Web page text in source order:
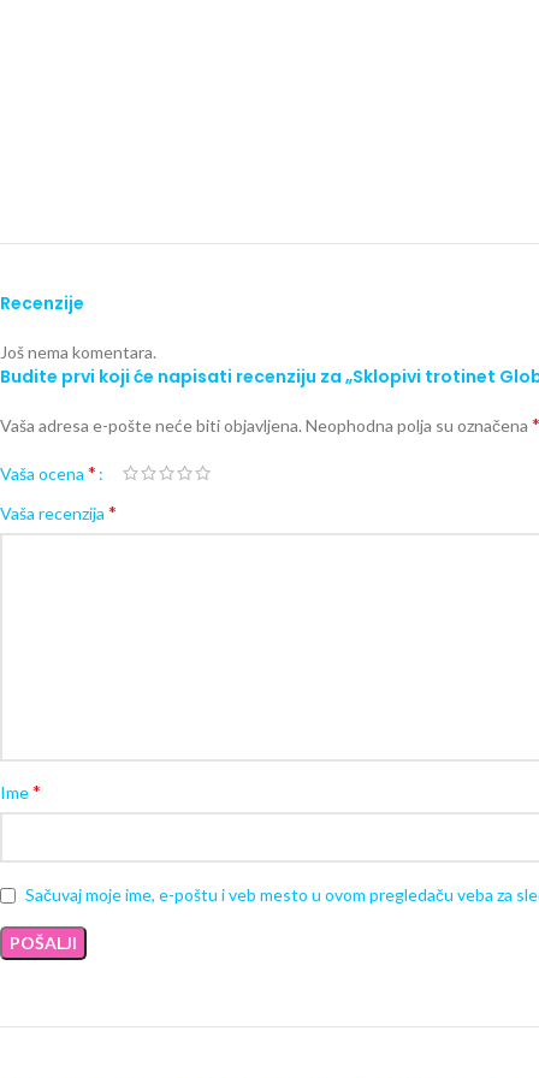
Recenzije
Još nema komentara.
Budite prvi koji će napisati recenziju za „Sklopivi trotinet
Vaša adresa e-pošte neće biti objavljena. Neophodna polja su označena *
Vaša ocena *
Vaša recenzija *
Ime*
Sačuvaj moje ime, e-poštu i veb mesto u ovom pregledaču veba za